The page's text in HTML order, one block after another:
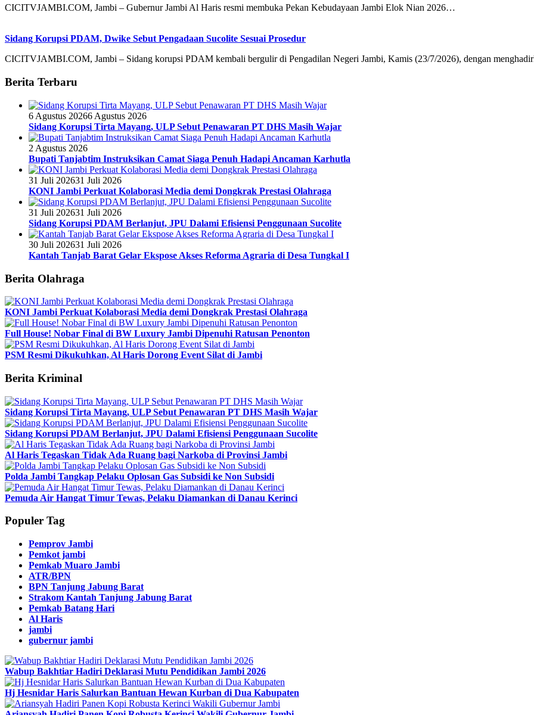
CICITVJAMBI.COM, Jambi – Gubernur Jambi Al Haris resmi membuka Pekan Kebudayaan Jambi Elok Nian 2026…
Sidang Korupsi PDAM, Dwike Sebut Pengadaan Sucolite Sesuai Prosedur
CICITVJAMBI.COM, Jambi – Sidang korupsi PDAM kembali bergulir di Pengadilan Negeri Jambi, Kamis (23/7/2026), dengan
Berita Terbaru
6 Agustus 20266 Agustus 2026
Sidang Korupsi Tirta Mayang, ULP Sebut Penawaran PT DHS Masih Wajar
2 Agustus 2026
Bupati Tanjabtim Instruksikan Camat Siaga Penuh Hadapi Ancaman Karhutla
31 Juli 202631 Juli 2026
KONI Jambi Perkuat Kolaborasi Media demi Dongkrak Prestasi Olahraga
31 Juli 202631 Juli 2026
Sidang Korupsi PDAM Berlanjut, JPU Dalami Efisiensi Penggunaan Sucolite
30 Juli 202631 Juli 2026
Kantah Tanjab Barat Gelar Ekspose Akses Reforma Agraria di Desa Tungkal I
Berita Olahraga
KONI Jambi Perkuat Kolaborasi Media demi Dongkrak Prestasi Olahraga
Full House! Nobar Final di BW Luxury Jambi Dipenuhi Ratusan Penonton
PSM Resmi Dikukuhkan, Al Haris Dorong Event Silat di Jambi
Berita Kriminal
Sidang Korupsi Tirta Mayang, ULP Sebut Penawaran PT DHS Masih Wajar
Sidang Korupsi PDAM Berlanjut, JPU Dalami Efisiensi Penggunaan Sucolite
Al Haris Tegaskan Tidak Ada Ruang bagi Narkoba di Provinsi Jambi
Polda Jambi Tangkap Pelaku Oplosan Gas Subsidi ke Non Subsidi
Pemuda Air Hangat Timur Tewas, Pelaku Diamankan di Danau Kerinci
Populer Tag
Pemprov Jambi
Pemkot jambi
Pemkab Muaro Jambi
ATR/BPN
BPN Tanjung Jabung Barat
Strakom Kantah Tanjung Jabung Barat
Pemkab Batang Hari
Al Haris
jambi
gubernur jambi
Wabup Bakhtiar Hadiri Deklarasi Mutu Pendidikan Jambi 2026
Hj Hesnidar Haris Salurkan Bantuan Hewan Kurban di Dua Kabupaten